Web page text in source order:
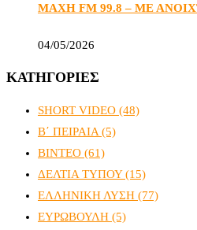
ΜΑΧΗ FM 99.8 – ΜΕ
04/05/2026
ΚΑΤΗΓΟΡΙΕΣ
SHORT VIDEO (48)
Β΄ ΠΕΙΡΑΙΑ (5)
ΒΙΝΤΕΟ (61)
ΔΕΛΤΙΑ ΤΥΠΟΥ(15)
ΕΛΛΗΝΙΚΗ ΛΥΣΗ (77)
ΕΥΡΩΒΟΥΛΗ (5)